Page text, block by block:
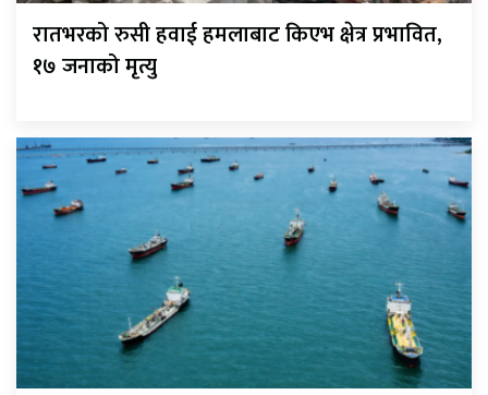
रातभरको रुसी हवाई हमलाबाट किएभ क्षेत्र प्रभावित,
१७ जनाको मृत्यु